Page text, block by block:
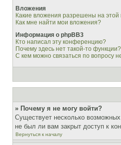
Вложения
Какие вложения разрешены на
Как мне найти мои вложения?
Информация о phpBB3
Кто написал эту конференцию?
Почему здесь нет такой-то функции?
С кем можно связаться по вопросу
» Почему я не могу войти?
Существует несколько
не был ли вам закрыт доступ к
Вернуться к началу